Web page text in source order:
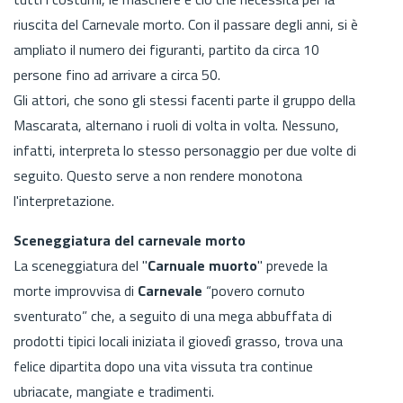
riuscita del Carnevale morto. Con il passare degli anni, si è
ampliato il numero dei figuranti, partito da circa 10
persone fino ad arrivare a circa 50.
Gli attori, che sono gli stessi facenti parte il gruppo della
Mascarata, alternano i ruoli di volta in volta. Nessuno,
infatti, interpreta lo stesso personaggio per due volte di
seguito. Questo serve a non rendere monotona
l'interpretazione.
Sceneggiatura del carnevale morto
La sceneggiatura del "Carnuale muorto" prevede la
morte improvvisa di Carnevale “povero cornuto
sventurato” che, a seguito di una mega abbuffata di
prodotti tipici locali iniziata il giovedì grasso, trova una
felice dipartita dopo una vita vissuta tra continue
ubriacate, mangiate e tradimenti.